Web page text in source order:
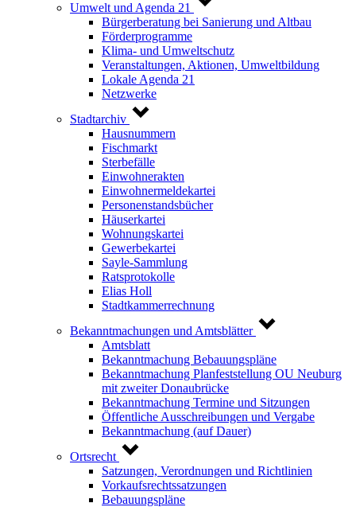
Umwelt und Agenda 21
Bürgerberatung bei Sanierung und Altbau
Förderprogramme
Klima- und Umweltschutz
Veranstaltungen, Aktionen, Umweltbildung
Lokale Agenda 21
Netzwerke
Stadtarchiv
Hausnummern
Fischmarkt
Sterbefälle
Einwohnerakten
Einwohnermeldekartei
Personenstandsbücher
Häuserkartei
Wohnungskartei
Gewerbekartei
Sayle-Sammlung
Ratsprotokolle
Elias Holl
Stadtkammerrechnung
Bekanntmachungen und Amtsblätter
Amtsblatt
Bekanntmachung Bebauungspläne
Bekanntmachung Planfeststellung OU Neuburg
mit zweiter Donaubrücke
Bekanntmachung Termine und Sitzungen
Öffentliche Ausschreibungen und Vergabe
Bekanntmachung (auf Dauer)
Ortsrecht
Satzungen, Verordnungen und Richtlinien
Vorkaufsrechtssatzungen
Bebauungspläne